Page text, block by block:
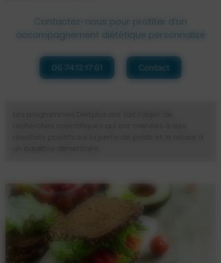
Contactez-nous pour profiter d’un
accompagnement diététique personnalisé
06 74 12 17 61 Contact